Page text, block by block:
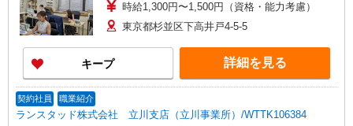
時給1,300円〜1,500円（資格・能力考慮）
東京都杉並区下高井戸4-5-5
キープ 詳細を見る
契約社員 職業紹介
ランスタッド株式会社 立川支店（立川事業所）/WTTK106384